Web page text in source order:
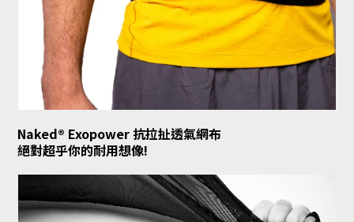
Naked® Exopower 抗拉扯透氣網布
絕對超乎你的耐用想像!